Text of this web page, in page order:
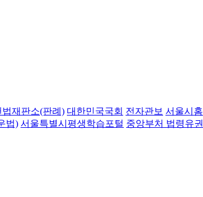
법재판소(판례) 대한민국국회 전자관보 서울시
법) 서울특별시평생학습포털 중앙부처 법령유